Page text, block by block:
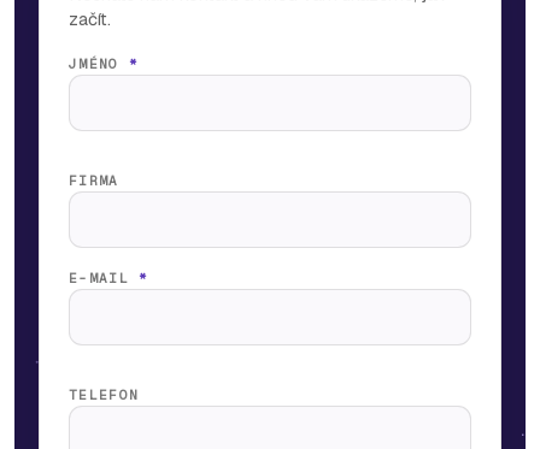
začít.
JMÉNO *
FIRMA
E-MAIL *
TELEFON